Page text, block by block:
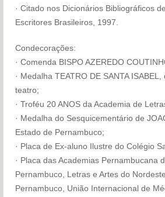
· Citado nos Dicionários Bibliográficos
Escritores Brasileiros, 1997.
Condecorações:
· Comenda BISPO AZEREDO
· Medalha TEATRO DE SANTA
teatro;
· Troféu 20 ANOS da Academia de
· Medalha do Sesquicementário de
Estado de Pernambuco;
· Placa de Ex-aluno Ilustre do Colégio
· Placa das Academias Pernambucana
Pernambuco, Letras e Artes do
Pernambuco, União Internacional de